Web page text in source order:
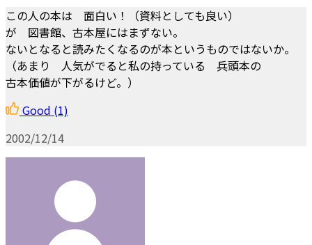
この人の本は 面白い！（資料としても良い）
が 図書館、古本屋にはまずない。
ないとなると読みたくなるのが本というものではないか。
（あまり 人気がでると私の持っている 兵頭本の
古本価値が下がるけど。）
Good (1)
2002/12/14